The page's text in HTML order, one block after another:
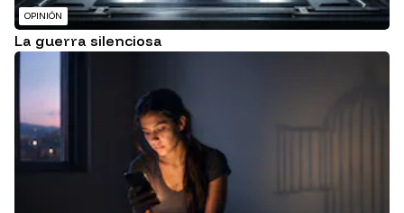
OPINIÓN
La guerra silenciosa